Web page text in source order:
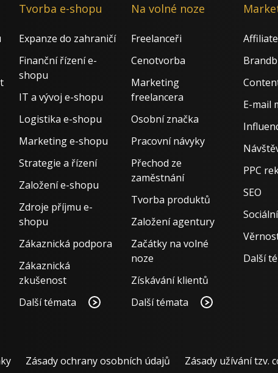
Tvorba e-shopu
Expanze do zahraničí
Finanční řízení e-
shopu
IT a vývoj e-shopu
Logistika e-shopu
Marketing e-shopu
Strategie a řízení
Založení e-shopu
Zdroje příjmu e-
shopu
Zákaznická podpora
Zákaznická
zkušenost
Další témata
Na volné noze
Freelanceři
Cenotvorba
Marketing
freelancera
Osobní značka
Pracovní návyky
Přechod ze
zaměstnání
Tvorba produktů
Založení agentury
Začátky na volné
noze
Získávání klientů
Další témata
E-mail
PPC
SEO
Další
Zásady ochrany osobních údajů Zásady užívání tzv.